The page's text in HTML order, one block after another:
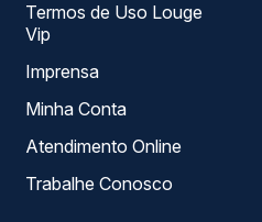
Termos de Uso Louge
Vip
Imprensa
Minha Conta
Atendimento Online
Trabalhe Conosco